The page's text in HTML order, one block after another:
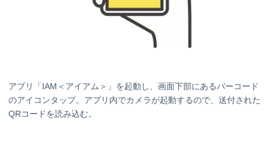
アプリ「IAM＜アイアム＞」を起動し、画面下部にあるバーコード
のアイコンタップ。アプリ内でカメラが起動するので、送付された
QRコードを読み込む。